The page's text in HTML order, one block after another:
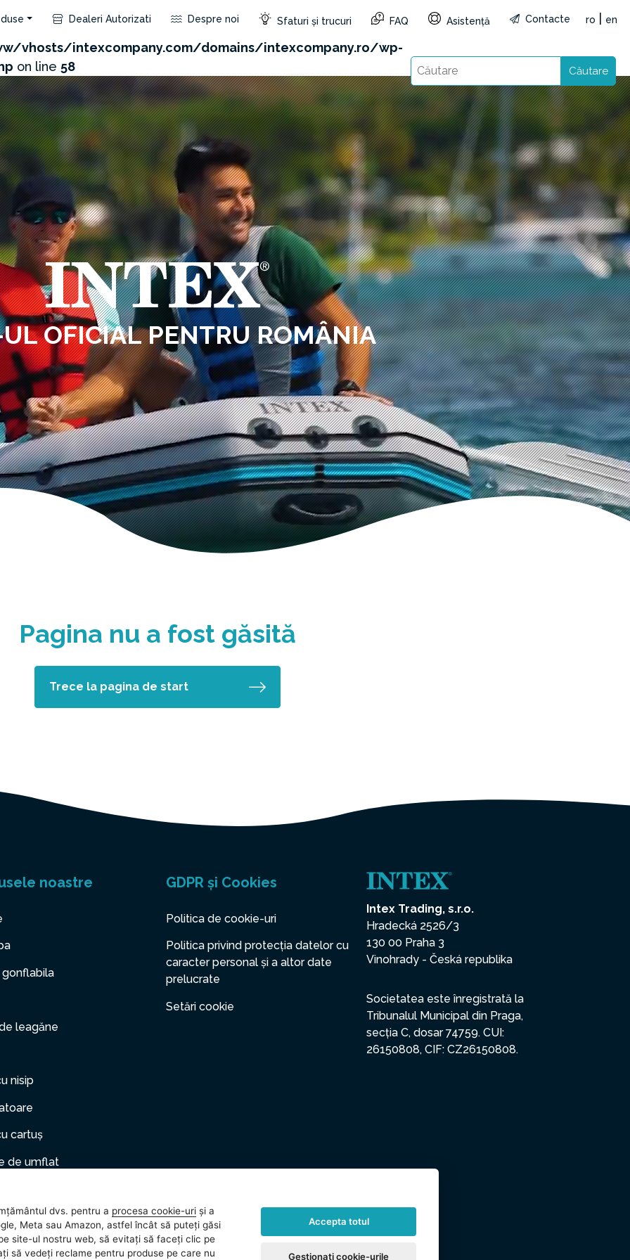
product/api.php?id=603&not_use_region=1&reg=RO&lang=ro): Failed to open stream: HTTP
vhosts/intexcompany.com/domains/intexcompany.ro/wp-
on line 58
Dealeri Autorizati Despre noi Sfaturi și trucuri FAQ Asistență Contacte ro en
Căutare
OFICIAL PENTRU ROMÂNIA
Pagina nu a fost găsită
Trece la pagina de start
noastre
leagăne
nisip
cartuș
de umflat
de companie
GDPR și Cookies
Politica de cookie-uri
Politica privind protecția datelor cu
caracter personal și a altor date
prelucrate
Setări cookie
Intex Trading, s.r.o.
Hradecká 2526/3
130 00 Praha 3
Vinohrady - Česká republika
Societatea este înregistrată la
Tribunalul Municipal din Praga,
secția C, dosar 74759. CUI:
26150808, CIF: CZ26150808.
dvs. pentru a procesa cookie-uri și a
Meta sau Amazon, astfel încât să puteți găsi
site-ul nostru web, să evitați să faceți clic pe
să vedeți reclame pentru produse pe care nu
Accepta totul
Gestionați cookie-urile